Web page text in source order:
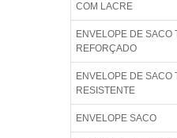
COM LACRE
ENVELOPE DE SACO
REFORÇADO
ENVELOPE DE SACO
RESISTENTE
ENVELOPE SACO